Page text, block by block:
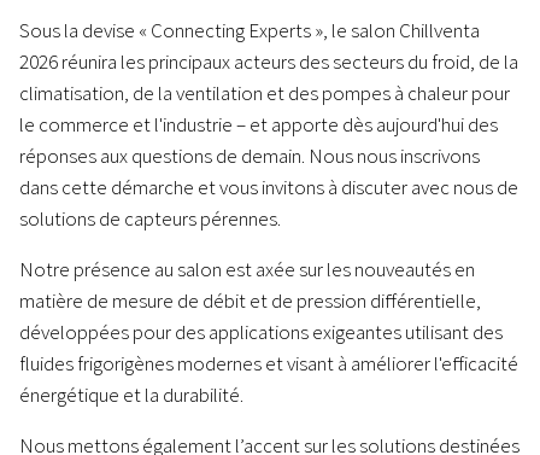
Sous la devise « Connecting Experts », le salon Chillventa
2026 réunira les principaux acteurs des secteurs du froid, de la
climatisation, de la ventilation et des pompes à chaleur pour
le commerce et l'industrie – et apporte dès aujourd'hui des
réponses aux questions de demain. Nous nous inscrivons
dans cette démarche et vous invitons à discuter avec nous de
solutions de capteurs pérennes.
Notre présence au salon est axée sur les nouveautés en
matière de mesure de débit et de pression différentielle,
développées pour des applications exigeantes utilisant des
fluides frigorigènes modernes et visant à améliorer l'efficacité
énergétique et la durabilité.
Nous mettons également l’accent sur les solutions destinées